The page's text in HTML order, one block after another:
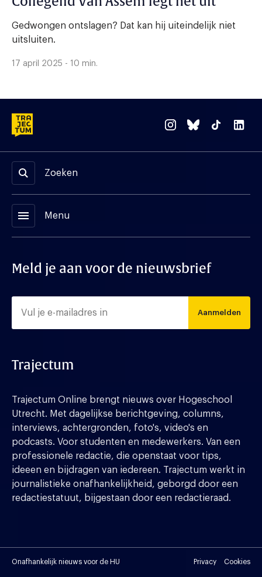
Gedwongen ontslagen? Dat kan hij uiteindelijk niet
uitsluiten.
17 april 2025 - 10 min.
Zoeken
menu Menu
Meld je aan voor de nieuwsbrief
Aanmelden
Trajectum
Trajectum Online brengt nieuws over Hogeschool
Utrecht. Met dagelijkse berichtgeving, columns,
interviews, achtergronden, foto's, video's en
podcasts. Voor studenten en medewerkers. Van een
professionele redactie, die openstaat voor tips,
ideeen en bijdragen van iedereen. Trajectum werkt in
journalistieke onafhankelijkheid, geborgd door een
redactiestatuut, bijgestaan door een redactieraad.
Onafhankelijk nieuws voor de HU Privacy Cookies